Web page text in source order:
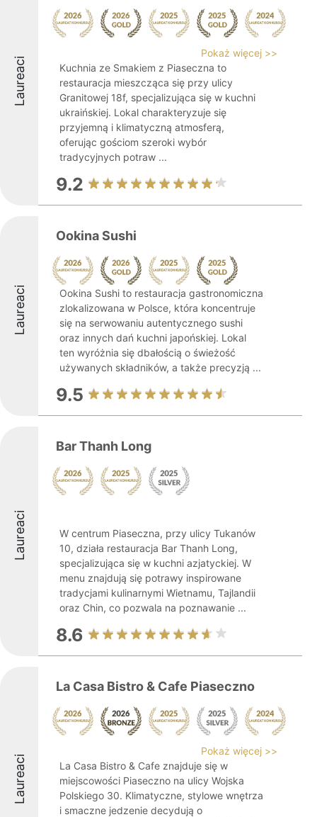
Laureaci
Pokaż więcej >>
Kuchnia ze Smakiem z Piaseczna to
restauracja mieszcząca się przy ulicy
Granitowej 18f, specjalizująca się w kuchni
ukraińskiej. Lokal charakteryzuje się
przyjemną i klimatyczną atmosferą,
oferując gościom szeroki wybór
tradycyjnych potraw ...
9.2
Laureaci
Ookina Sushi
Ookina Sushi to restauracja gastronomiczna
zlokalizowana w Polsce, która koncentruje
się na serwowaniu autentycznego sushi
oraz innych dań kuchni japońskiej. Lokal
ten wyróżnia się dbałością o świeżość
używanych składników, a także precyzją ...
9.5
Laureaci
Bar Thanh Long
W centrum Piaseczna, przy ulicy Tukanów
10, działa restauracja Bar Thanh Long,
specjalizująca się w kuchni azjatyckiej. W
menu znajdują się potrawy inspirowane
tradycjami kulinarnymi Wietnamu, Tajlandii
oraz Chin, co pozwala na poznawanie ...
8.6
Laureaci
La Casa Bistro & Cafe Piaseczno
Pokaż więcej >>
La Casa Bistro & Cafe znajduje się w
miejscowości Piaseczno na ulicy Wojska
Polskiego 30. Klimatyczne, stylowe wnętrza
i smaczne jedzenie decydują o